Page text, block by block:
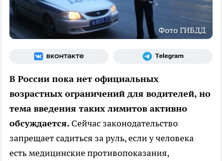
Фото ГИБДД
В России пока нет официальных
возрастных ограничений для водителей, но
тема введения таких лимитов активно
обсуждается. Сейчас законодательство
запрещает садиться за руль, если у человека
есть медицинские противопоказания,